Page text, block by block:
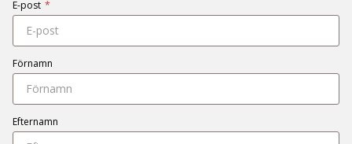
E-post *
Förnamn
Efternamn